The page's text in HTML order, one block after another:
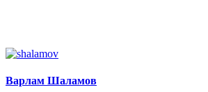
Варлам Шаламов